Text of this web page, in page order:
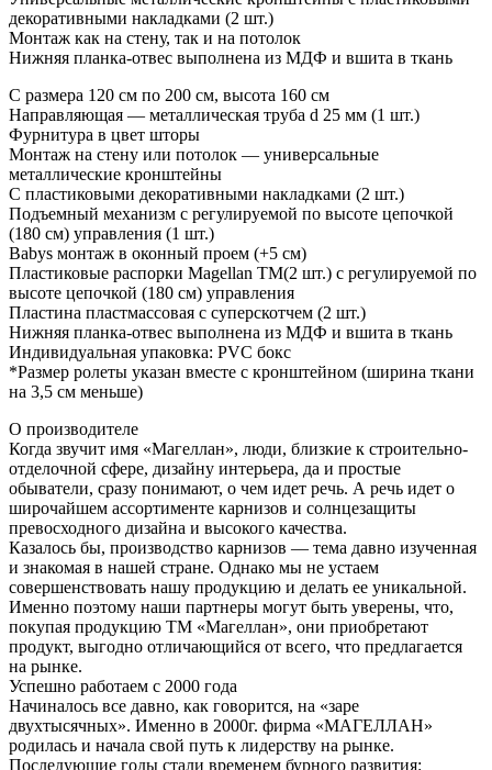
декоративными накладками (2 шт.)
Монтаж как на стену, так и на потолок
Нижняя планка-отвес выполнена из МДФ и вшита в ткань
С размера 120 см по 200 см, высота 160 см
Направляющая — металлическая труба d 25 мм (1 шт.)
Фурнитура в цвет шторы
Монтаж на стену или потолок — универсальные
металлические кронштейны
С пластиковыми декоративными накладками (2 шт.)
Подъемный механизм с регулируемой по высоте цепочкой
(180 см) управления (1 шт.)
Babys монтаж в оконный проем (+5 см)
Пластиковые распорки Magellan TM(2 шт.) с регулируемой по
высоте цепочкой (180 см) управления
Пластина пластмассовая с суперскотчем (2 шт.)
Нижняя планка-отвес выполнена из МДФ и вшита в ткань
Индивидуальная упаковка: PVC бокс
*Размер ролеты указан вместе с кронштейном (ширина ткани
на 3,5 см меньше)
О производителе
Когда звучит имя «Магеллан», люди, близкие к строительно-
отделочной сфере, дизайну интерьера, да и простые
обыватели, сразу понимают, о чем идет речь. А речь идет о
широчайшем ассортименте карнизов и солнцезащиты
превосходного дизайна и высокого качества.
Казалось бы, производство карнизов — тема давно изученная
и знакомая в нашей стране. Однако мы не устаем
совершенствовать нашу продукцию и делать ее уникальной.
Именно поэтому наши партнеры могут быть уверены, что,
покупая продукцию ТМ «Магеллан», они приобретают
продукт, выгодно отличающийся от всего, что предлагается
на рынке.
Успешно работаем с 2000 года
Начиналось все давно, как говорится, на «заре
двухтысячных». Именно в 2000г. фирма «МАГЕЛЛАН»
родилась и начала свой путь к лидерству на рынке.
Последующие годы стали временем бурного развития: